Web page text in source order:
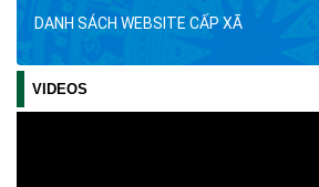
THÔNG BÁO: Về việc tổ chức khám sức
sàng lọc cho Nhân dân năm 2026
(30/07/2026)
VIDEOS
BẢN TIN TỔNG HỢP TUẦN SỐ 5, THÁNG 7